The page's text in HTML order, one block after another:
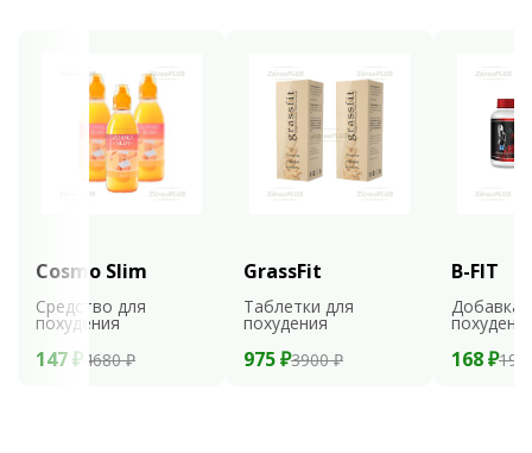
Cosmo Slim
Средство для
похудения
147 ₽ 4680 ₽
GrassFit
Таблетки для
похудения
975 ₽3900 ₽
B-FIT
Добавка
168 ₽